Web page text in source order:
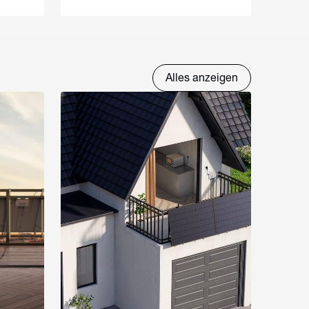
Alles anzeigen